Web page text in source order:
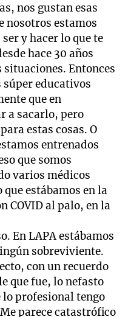
nos gustan esas
nosotros estamos
y hacer lo que te
hace 30 años
Entonces
educativos
que en
a sacarlo, pero
estas cosas. O
entrenados
que somos
varios médicos
estábamos en la
COVID al palo, en la
En LAPA estábamos
sobreviviente.
con un recuerdo
que fue, lo nefasto
lo profesional tengo
parece catastrófico